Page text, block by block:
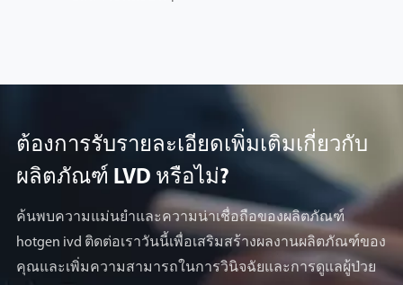
ต้องการรับรายละเอียดเพิ่มเติมเกี่ยวกับ
ผลิตภัณฑ์ LVD หรือไม่?
ค้นพบความแม่นยำและความน่าเชื่อถือของผลิตภัณฑ์
hotgen ivd ติดต่อเราวันนี้เพื่อเสริมสร้างผลงานผลิตภัณฑ์ของ
คุณและเพิ่มความสามารถในการวินิจฉัยและการดูแลผู้ป่วย